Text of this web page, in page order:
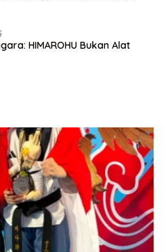
HIMAROHU Bukan Alat